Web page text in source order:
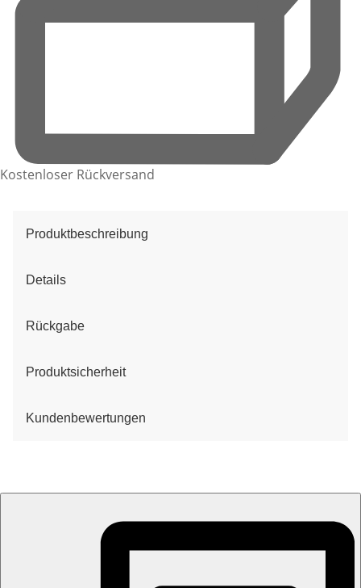
Kostenloser Rückversand
Produktbeschreibung
Details
Rückgabe
Produktsicherheit
Kundenbewertungen